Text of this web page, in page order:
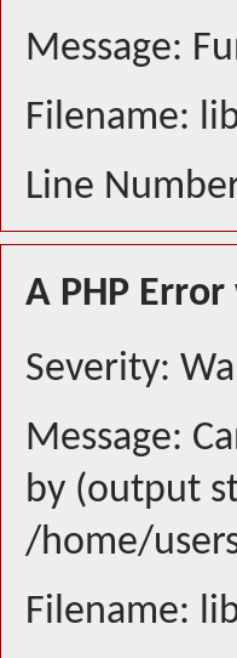
Message:
Filename:
Line
A PHP
Severity:
Message:
by (output
/home/
Filename: